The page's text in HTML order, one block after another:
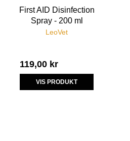
First AID Disinfection
Spray - 200 ml
LeoVet
119,00 kr
VIS PRODUKT